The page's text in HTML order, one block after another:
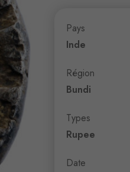
Pays
Inde
Région
Bundi
Types
Rupee
Date